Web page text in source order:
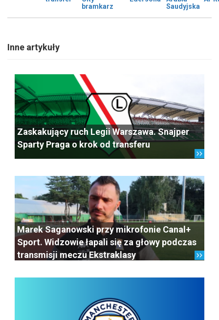
bramkarz
Saudyjska
Inne artykuły
Zaskakujący ruch Legii Warszawa. Snajper
Sparty Praga o krok od transferu
Marek Saganowski przy mikrofonie Canal+
Sport. Widzowie łapali się za głowy podczas
transmisji meczu Ekstraklasy